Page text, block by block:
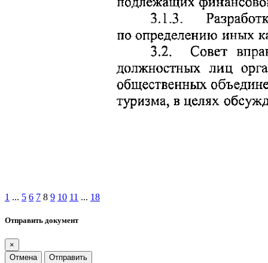
1 ... 5 6 7 8 9 10 11 ... 18
Отправить документ
×
Отмена
Отправить